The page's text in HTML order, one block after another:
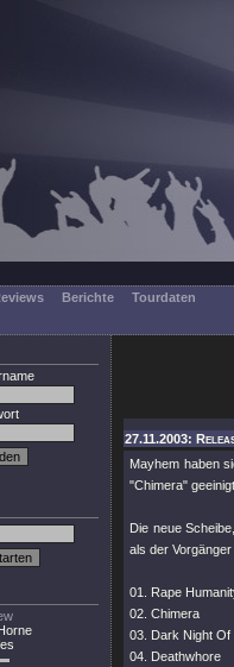
Berichte
Tourdaten
27.11.2003:
Mayhem haben
"Chimera" geeinigt.
Die neue
als der
01. Rape
02. Chimera
03. Dark Night Of
04. Deathwhore